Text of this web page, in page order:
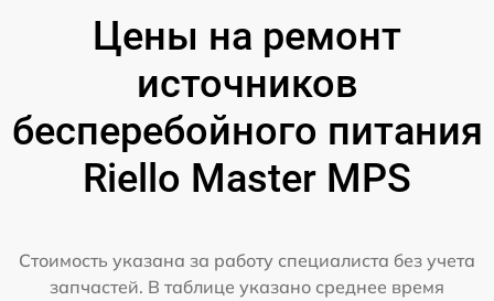
Цены на ремонт
источников
бесперебойного питания
Riello Master MPS
Стоимость указана за работу специалиста без учета
запчастей. В таблице указано среднее время